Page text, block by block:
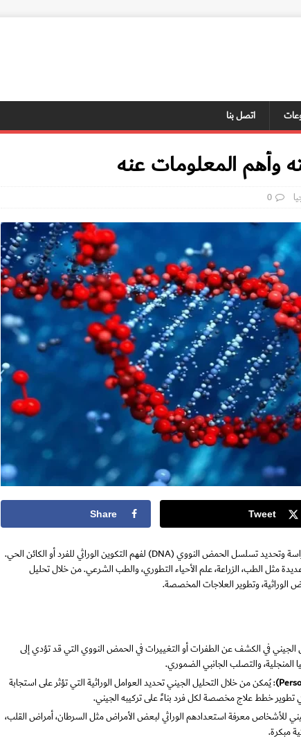
اتصل بنا
وأهم المعلومات عنه
0
Share Tweet
(Genetic Analysis) هو عملية دراسة وتحديد تسلسل الحمض النووي (DNA) لفهم التكوين الوراثي للفرد أو الكائن الحي.
مثل الطب، الزراعة، علم الأحياء التطوري، والطب الشرعي. من خلال تحليل
الوراثية، وتطوير العلاجات المخصصة.
الجيني في الكشف عن الطفرات أو التغييرات في الحمض النووي التي قد تؤدي إلى
المنجلية، والتصلب الجانبي الضموري.
: يُمكن من خلال التحليل الجيني تحديد العوامل الوراثية التي تؤثر على استجابة
تطوير خطط علاج مخصصة لكل فرد بناءً على تركيبه الجيني.
للأشخاص معرفة استعدادهم الوراثي لبعض الأمراض مثل السرطان، أمراض القلب،
مبكرة.